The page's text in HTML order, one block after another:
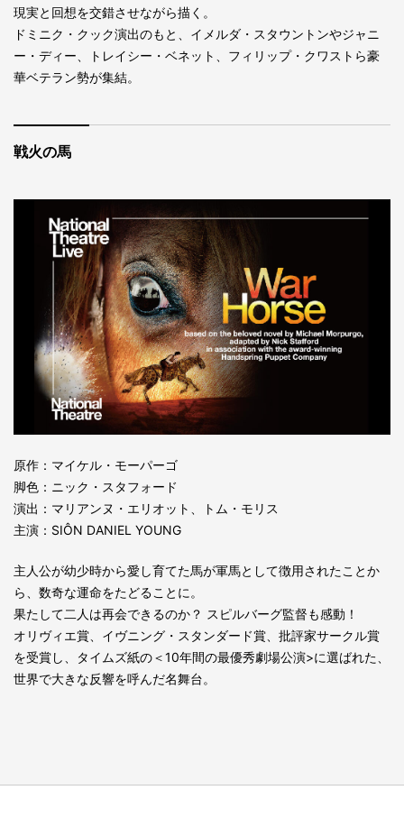
現実と回想を交錯させながら描く。
ドミニク・クック演出のもと、イメルダ・スタウントンやジャニ
ー・ディー、トレイシー・ベネット、フィリップ・クワストら豪
華ベテラン勢が集結。
戦火の馬
原作：マイケル・モーパーゴ
脚色：ニック・スタフォード
演出：マリアンヌ・エリオット、トム・モリス
主演：SIÔN DANIEL YOUNG
主人公が幼少時から愛し育てた馬が軍馬として徴用されたことか
ら、数奇な運命をたどることに。
果たして二人は再会できるのか？ スピルバーグ監督も感動！
オリヴィエ賞、イヴニング・スタンダード賞、批評家サークル賞
を受賞し、タイムズ紙の＜10年間の最優秀劇場公演>に選ばれた、
世界で大きな反響を呼んだ名舞台。